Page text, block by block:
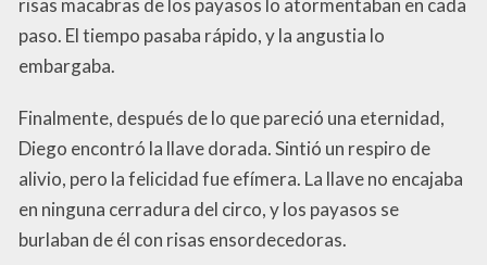
risas macabras de los payasos lo atormentaban en cada
paso. El tiempo pasaba rápido, y la angustia lo
embargaba.
Finalmente, después de lo que pareció una eternidad,
Diego encontró la llave dorada. Sintió un respiro de
alivio, pero la felicidad fue efímera. La llave no encajaba
en ninguna cerradura del circo, y los payasos se
burlaban de él con risas ensordecedoras.